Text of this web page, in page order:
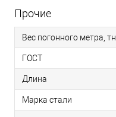
Прочие
Вес погонного метра, тн
ГОСТ
Длина
Марка стали